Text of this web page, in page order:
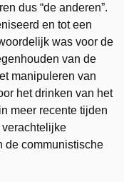
dus “de anderen”.
en tot een
was voor de
van de
manipuleren van
het drinken van het
meer recente tijden
de communistische